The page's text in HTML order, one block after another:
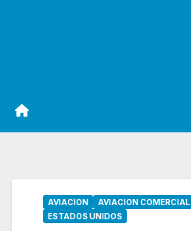
AVIACION AVIACION COMERCIAL
ESTADOS UNIDOS